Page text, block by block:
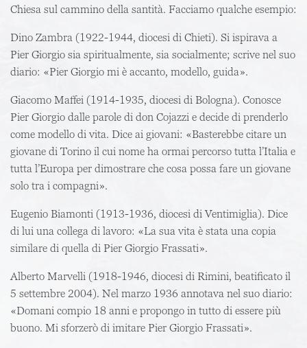
Chiesa sul cammino della santità. Facciamo qualche esempio:
Dino Zambra (1922-1944, diocesi di Chieti). Si ispirava a
Pier Giorgio sia spiritualmente, sia socialmente; scrive nel suo
diario: «Pier Giorgio mi è accanto, modello, guida».
Giacomo Maffei (1914-1935, diocesi di Bologna). Conosce
Pier Giorgio dalle parole di don Cojazzi e decide di prenderlo
come modello di vita. Dice ai giovani: «Basterebbe citare un
giovane di Torino il cui nome ha ormai percorso tutta l’Italia e
tutta l’Europa per dimostrare che cosa possa fare un giovane
solo tra i compagni».
Eugenio Biamonti (1913-1936, diocesi di Ventimiglia). Dice
di lui una collega di lavoro: «La sua vita è stata una copia
similare di quella di Pier Giorgio Frassati».
Alberto Marvelli (1918-1946, diocesi di Rimini, beatificato il
5 settembre 2004). Nel marzo 1936 annotava nel suo diario:
«Domani compio 18 anni e propongo in tutto di essere più
buono. Mi sforzerò di imitare Pier Giorgio Frassati».